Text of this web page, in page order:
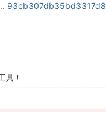
93cb307db35bd3317d8
具！